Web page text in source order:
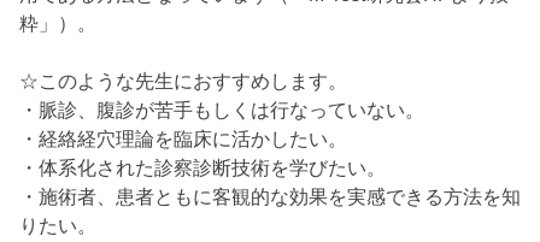
粋」）。
☆このような先生におすすめします。
・脈診、腹診が苦手もしくは行なっていない。
・経絡経穴理論を臨床に活かしたい。
・体系化された診察診断技術を学びたい。
・施術者、患者ともに客観的な効果を実感できる方法を知
りたい。